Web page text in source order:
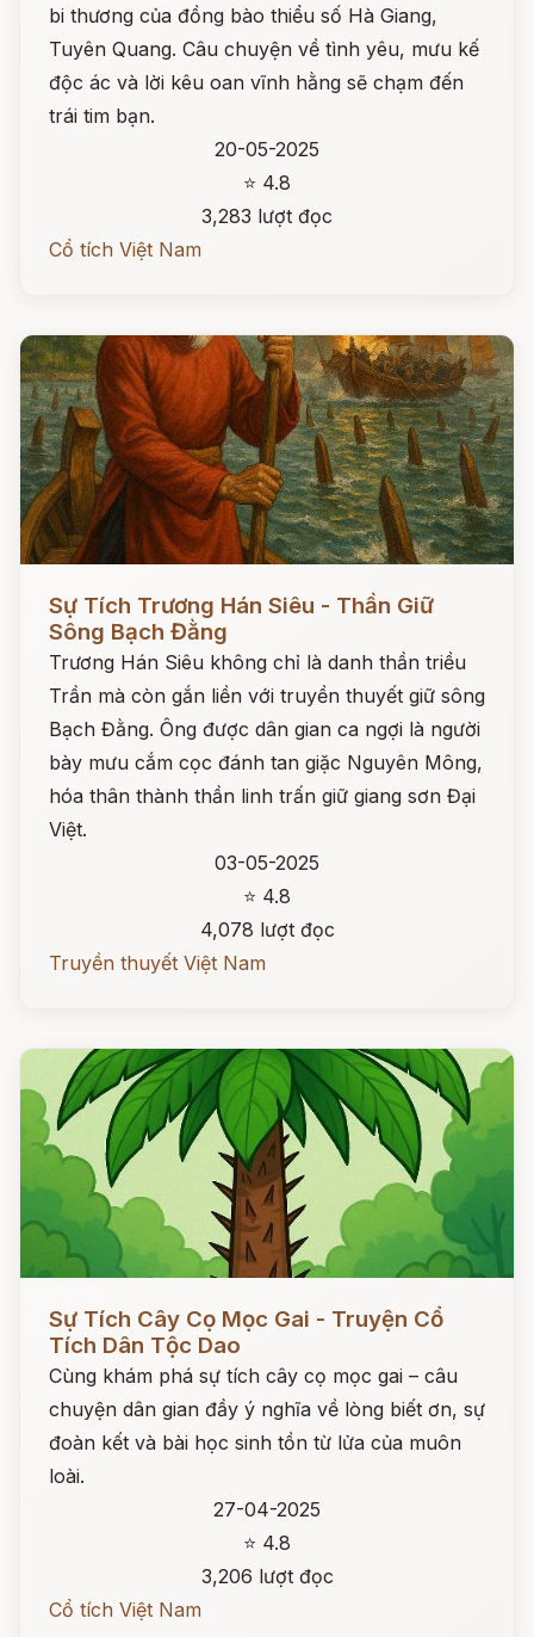
bi thương của đồng bào thiểu số Hà Giang,
Tuyên Quang. Câu chuyện về tình yêu, mưu kế
độc ác và lời kêu oan vĩnh hằng sẽ chạm đến
trái tim bạn.
20-05-2025
⭐ 4.8
3,283 lượt đọc
Cổ tích Việt Nam
Sự Tích Trương Hán Siêu - Thần Giữ
Sông Bạch Đằng
Trương Hán Siêu không chỉ là danh thần triều
Trần mà còn gắn liền với truyền thuyết giữ sông
Bạch Đằng. Ông được dân gian ca ngợi là người
bày mưu cắm cọc đánh tan giặc Nguyên Mông,
hóa thân thành thần linh trấn giữ giang sơn Đại
Việt.
03-05-2025
⭐ 4.8
4,078 lượt đọc
Truyền thuyết Việt Nam
Sự Tích Cây Cọ Mọc Gai - Truyện Cổ
Tích Dân Tộc Dao
Cùng khám phá sự tích cây cọ mọc gai – câu
chuyện dân gian đầy ý nghĩa về lòng biết ơn, sự
đoàn kết và bài học sinh tồn từ lửa của muôn
loài.
27-04-2025
⭐ 4.8
3,206 lượt đọc
Cổ tích Việt Nam